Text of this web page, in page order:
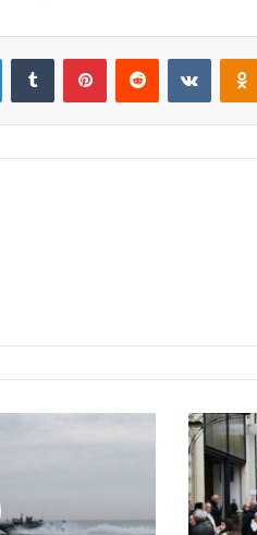
LinkedInTumblr PinterestReddit